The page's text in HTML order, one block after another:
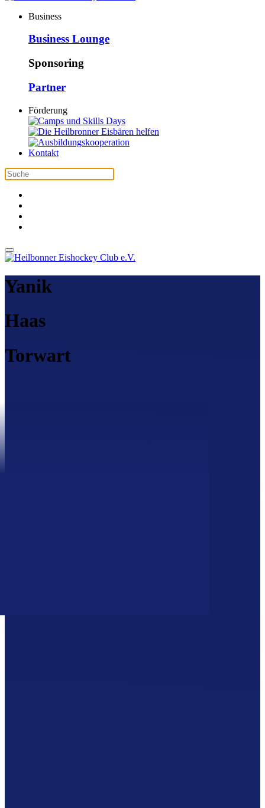
Business
Business Lounge
Sponsoring
Partner
Förderung
Kontakt
Yanik
Haas
Torwart